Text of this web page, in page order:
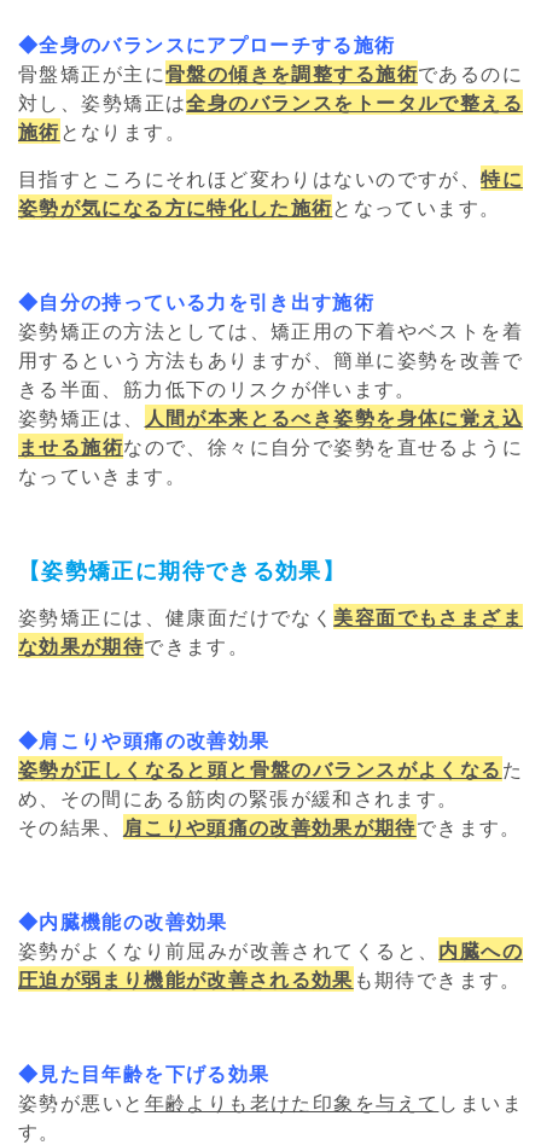
◆全身のバランスにアプローチする施術
骨盤矯正が主に骨盤の傾きを調整する施術であるのに
対し、姿勢矯正は全身のバランスをトータルで整える
施術となります。
目指すところにそれほど変わりはないのですが、特に
姿勢が気になる方に特化した施術となっています。
◆自分の持っている力を引き出す施術
姿勢矯正の方法としては、矯正用の下着やベストを着
用するという方法もありますが、簡単に姿勢を改善で
きる半面、筋力低下のリスクが伴います。
姿勢矯正は、
人間が本来とるべき姿勢を身体に覚え込
ませる施術なので、徐々に自分で姿勢を直せるように
なっていきます。
【姿勢矯正に期待できる効果】
姿勢矯正には、健康面だけでなく 美容面でもさまざま
な効果が期待できます。
◆肩こりや頭痛の改善効果
姿勢が正しくなると頭と骨盤のバランスがよくなるた
め、その間にある筋肉の緊張が緩和されます。
その結果、
肩こりや頭痛の改善効果が期待できます。
◆内臓機能の改善効果
姿勢がよくなり前屈みが改善されてくると、 内臓への
圧迫が弱まり機能が改善される効果 も期待できます。
◆見た目年齢を下げる効果
姿勢が悪いと 年齢よりも老けた印象を与えて しまいま
す。